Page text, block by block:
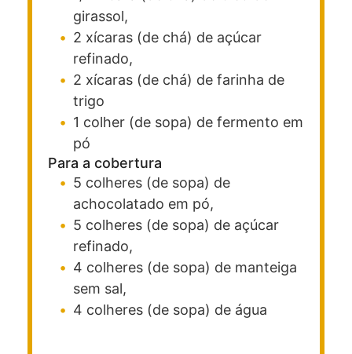
girassol,
2 xícaras (de chá) de açúcar
refinado,
2 xícaras (de chá) de farinha de
trigo
1 colher (de sopa) de fermento em
pó
Para a cobertura
5 colheres (de sopa) de
achocolatado em pó,
5 colheres (de sopa) de açúcar
refinado,
4 colheres (de sopa) de manteiga
sem sal,
4 colheres (de sopa) de água